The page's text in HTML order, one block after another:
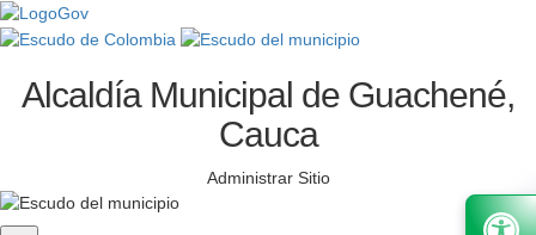
Alcaldía Municipal de Guachené,
Cauca
Administrar Sitio